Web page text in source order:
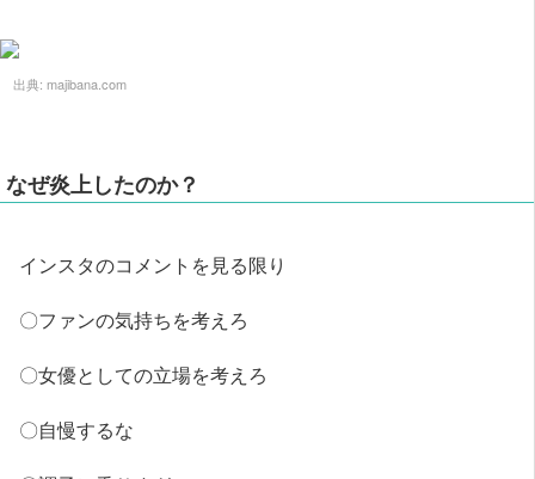
出典: majibana.com
なぜ炎上したのか？
インスタのコメントを見る限り
〇ファンの気持ちを考えろ
〇女優としての立場を考えろ
〇自慢するな